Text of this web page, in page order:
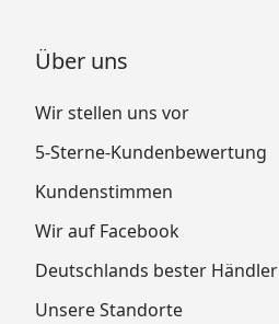
Über uns
Wir stellen uns vor
5-Sterne-Kundenbewertung
Kundenstimmen
Wir auf Facebook
Deutschlands bester Händler
Unsere Standorte